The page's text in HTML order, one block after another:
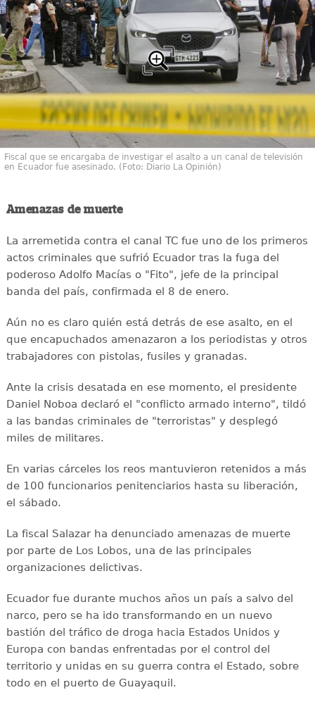
Fiscal que se encargaba de investigar el asalto a un canal de televisión
en Ecuador fue asesinado. (Foto: Diario La Opinión)
Amenazas de muerte
La arremetida contra el canal TC fue uno de los primeros
actos criminales que sufrió Ecuador tras la fuga del
poderoso Adolfo Macías o "Fito", jefe de la principal
banda del país, confirmada el 8 de enero.
Aún no es claro quién está detrás de ese asalto, en el
que encapuchados amenazaron a los periodistas y otros
trabajadores con pistolas, fusiles y granadas.
Ante la crisis desatada en ese momento, el presidente
Daniel Noboa declaró el "conflicto armado interno", tildó
a las bandas criminales de "terroristas" y desplegó
miles de militares.
En varias cárceles los reos mantuvieron retenidos a más
de 100 funcionarios penitenciarios hasta su liberación,
el sábado.
La fiscal Salazar ha denunciado amenazas de muerte
por parte de Los Lobos, una de las principales
organizaciones delictivas.
Ecuador fue durante muchos años un país a salvo del
narco, pero se ha ido transformando en un nuevo
bastión del tráfico de droga hacia Estados Unidos y
Europa con bandas enfrentadas por el control del
territorio y unidas en su guerra contra el Estado, sobre
todo en el puerto de Guayaquil.